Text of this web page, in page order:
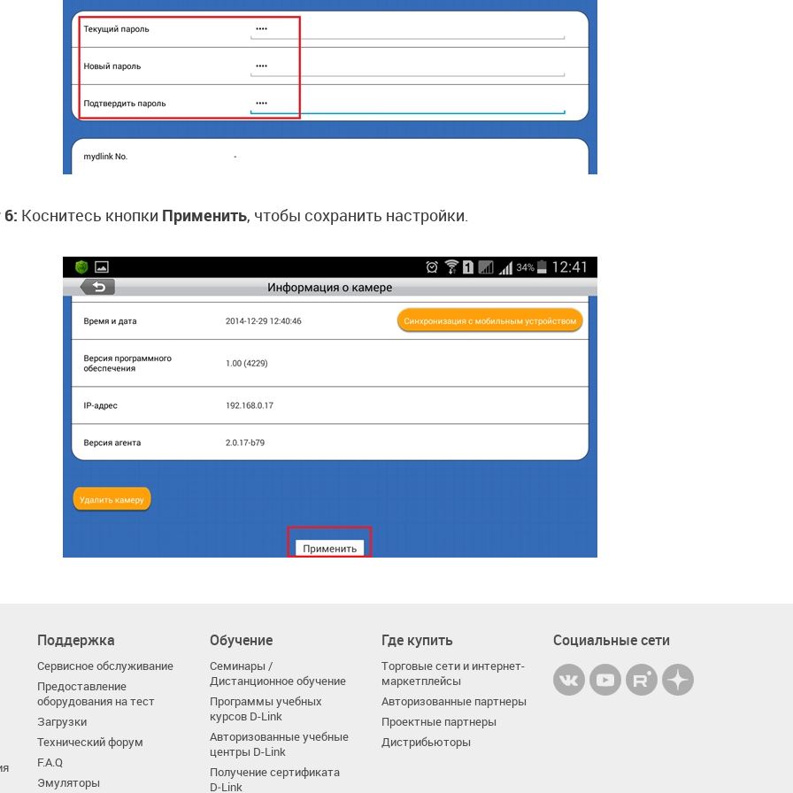
Коснитесь кнопки Применить, чтобы сохранить настройки.
Поддержка
Сервисное обслуживание
Предоставление
оборудования на тест
Загрузки
Технический форум
F.A.Q
Эмуляторы
Обучение
Семинары /
Дистанционное обучение
Программы учебных
курсов D-Link
Авторизованные учебные
центры D-Link
Получение сертификата
D‑Link
Где купить
Торговые сети и интернет-
маркетплейсы
Авторизованные партнеры
Проектные партнеры
Дистрибьюторы
Социальные сети